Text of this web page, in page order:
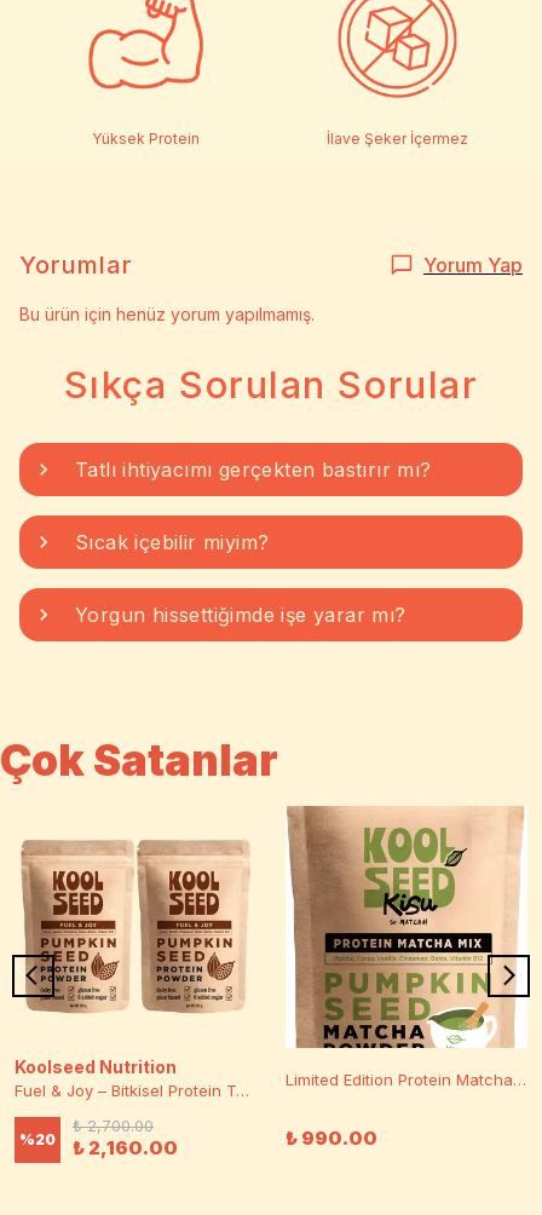
Yüksek Protein İlave Şeker İçermez
Yorumlar Yorum Yap
Bu ürün için henüz yorum yapılmamış.
Sıkça Sorulan Sorular
Tatlı ihtiyacımı gerçekten bastırır mı?
Sıcak içebilir miyim?
Yorgun hissettiğimde işe yarar mı?
Çok Satanlar
Koolseed Nutrition
Fuel & Joy – Bitkisel Protein Tozu x2
%20
₺ 2,700.00
₺ 2,160.00
Limited Edition Protein Matcha Mix – Bitkisel Protein Tozu
₺ 990.00